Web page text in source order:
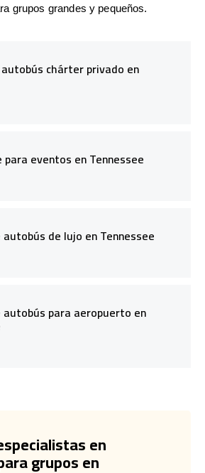
grupos grandes y pequeños.
chárter privado en
eventos en Tennessee
de lujo en Tennessee
para aeropuerto en
en
grupos en